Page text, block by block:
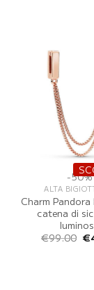
-50%
ALTA
Charm Pandora
catena di
€99.00 Il
€